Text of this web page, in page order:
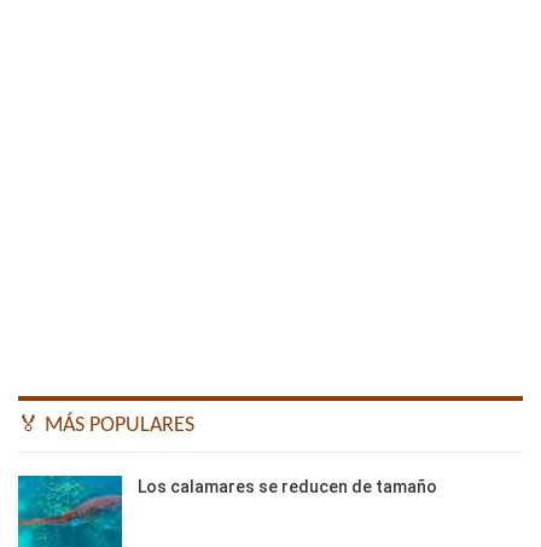
🏅 MÁS POPULARES
Los calamares se reducen de tamaño